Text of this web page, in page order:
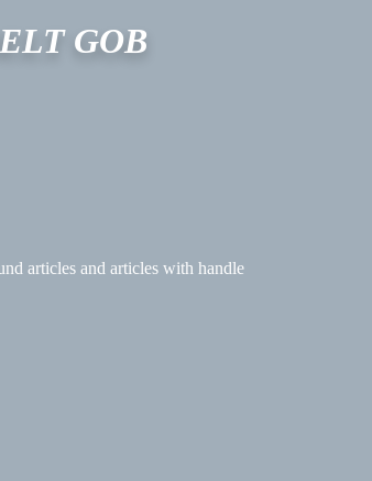
GOB
articles and articles with handle